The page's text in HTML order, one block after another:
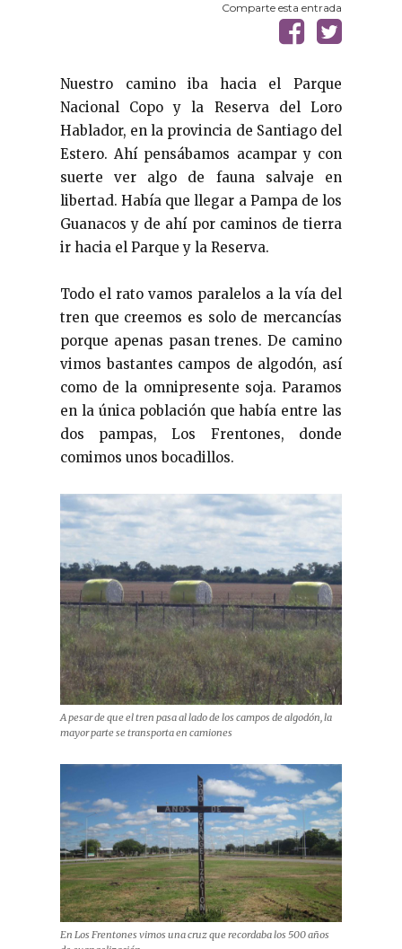
Comparte esta entrada
Nuestro camino iba hacia el Parque
Nacional Copo y la Reserva del Loro
Hablador, en la provincia de Santiago del
Estero. Ahí pensábamos acampar y con
suerte ver algo de fauna salvaje en
libertad. Había que llegar a Pampa de los
Guanacos y de ahí por caminos de tierra
ir hacia el Parque y la Reserva.
Todo el rato vamos paralelos a la vía del
tren que creemos es solo de mercancías
porque apenas pasan trenes. De camino
vimos bastantes campos de algodón, así
como de la omnipresente soja. Paramos
en la única población que había entre las
dos pampas, Los Frentones, donde
comimos unos bocadillos.
A pesar de que el tren pasa al lado de los campos de algodón, la
mayor parte se transporta en camiones
En Los Frentones vimos una cruz que recordaba los 500 años